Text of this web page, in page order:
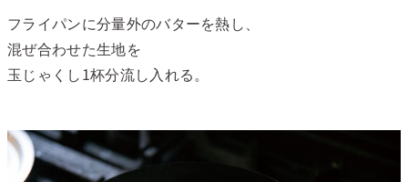
フライパンに分量外のバターを熱し、
混ぜ合わせた生地を
玉じゃくし1杯分流し入れる。